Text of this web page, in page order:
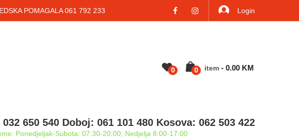
POMAGALA 061 792 233 Login
0 0 Item - 0.00 KM
650 540 Doboj: 061 101 480 Kosova: 062 503 422
Ponedjeljak-Subota: 07:30-20:00; Nedjelja 8:00-17:00